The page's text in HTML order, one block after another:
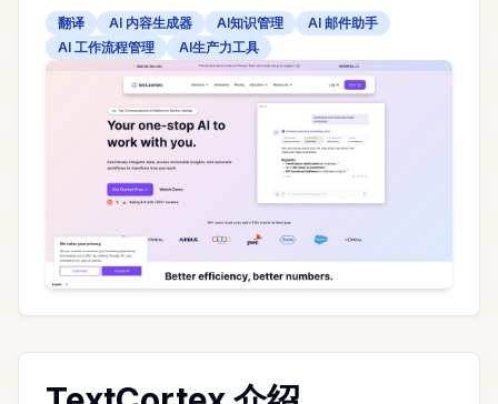
翻译 AI 内容生成器 AI知识管理
AI 邮件助手
AI 工作流程管理
AI生产力工具